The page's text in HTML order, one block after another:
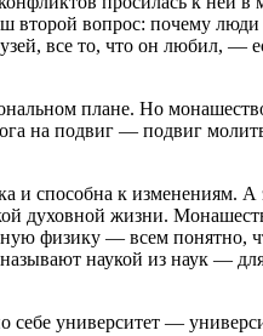
второй вопрос: почему
все то, что он любил, —
плане. Но
на подвиг — подвиг
и способна к изменениям.
духовной жизни.
физику — всем
наукой из наук —
себе университет —